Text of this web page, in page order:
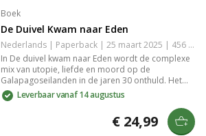
Boek
De Duivel Kwam naar Eden
Nederlands | Paperback | 25 maart 2025 | 456 pagina's | 9789023962861
In De duivel kwam naar Eden wordt de complexe
mix van utopie, liefde en moord op de
Galapagoseilanden in de jaren 30 onthuld. Het
verhaal verkent de duistere zijden van menselijke
verlangens en de gevolgen van dromen in een
paradijselijke omgeving. Het boek biedt een
indringende blik op de strijd tussen idealisme en
Leverbaar vanaf 14 augustus
€ 24,99